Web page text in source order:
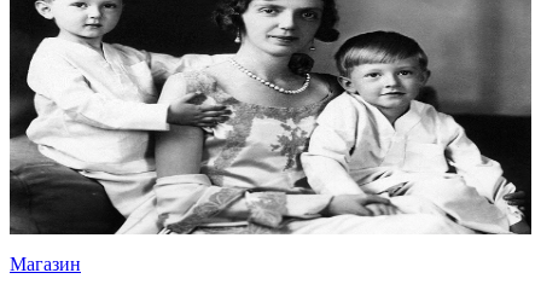
Магазин